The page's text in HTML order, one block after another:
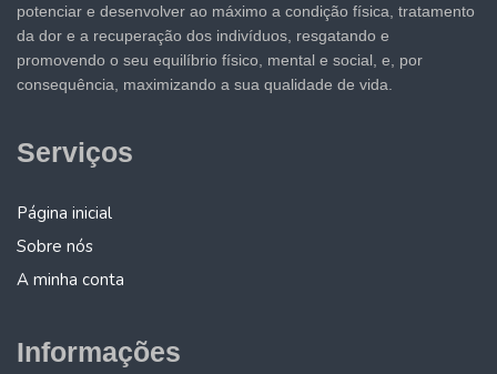
potenciar e desenvolver ao máximo a condição física, tratamento
da dor e a recuperação dos indivíduos, resgatando e
promovendo o seu equilíbrio físico, mental e social, e, por
consequência, maximizando a sua qualidade de vida.
Serviços
Página inicial
Sobre nós
A minha conta
Informações